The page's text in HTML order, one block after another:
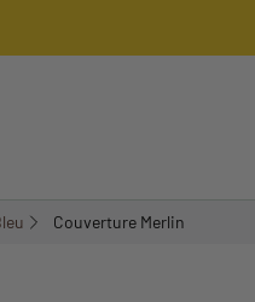
Couverture Merlin